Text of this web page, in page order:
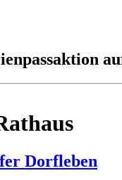
Dorfleben